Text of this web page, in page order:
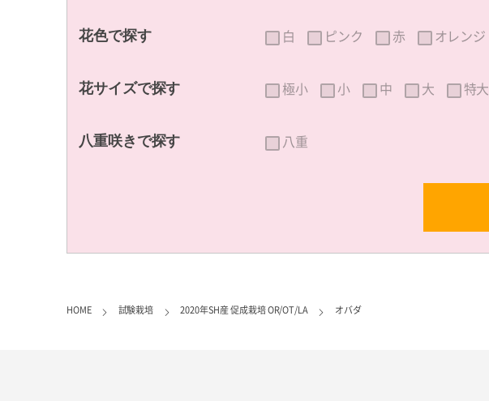
花色で探す 白 ピンク 赤 オレンジ
花サイズで探す 極小 小 中 大 特大
八重咲きで探す 八重
HOME 試験栽培 2020年SH産 促成栽培 OR/OT/LA オバダ